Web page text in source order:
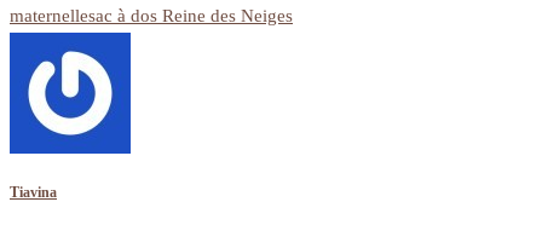
maternellesac à dos Reine des Neiges
Tiavina